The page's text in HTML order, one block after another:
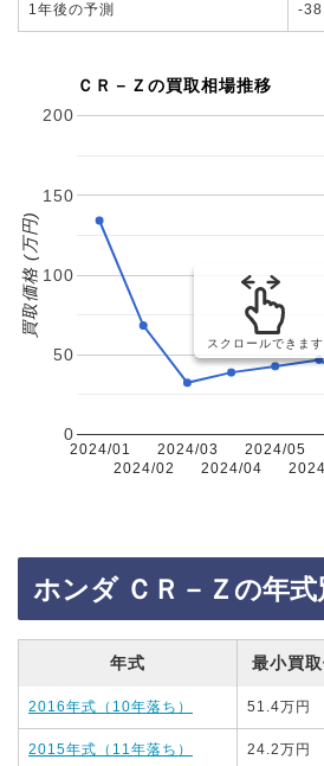
1年後の予測 -
ＣＲ－Ｚの買取相場推移
2024/01
2024/02
2024/03
2024/04
2024/05
0
50
100
150
200
買取価格 (万円)
スクロールできます
ホンダ ＣＲ－Ｚの年
年式 最小買
2016年式（10年落ち） 51.4万円
2015年式（11年落ち） 24.2万円